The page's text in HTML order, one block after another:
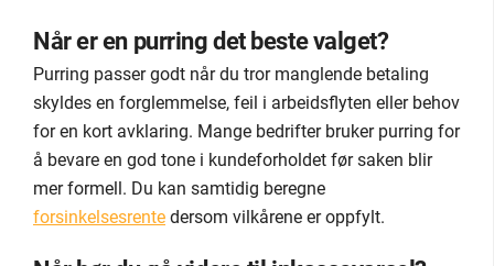
Når er en purring det beste valget?
Purring passer godt når du tror manglende betaling
skyldes en forglemmelse, feil i arbeidsflyten eller behov
for en kort avklaring. Mange bedrifter bruker purring for
å bevare en god tone i kundeforholdet før saken blir
mer formell. Du kan samtidig beregne
forsinkelsesrente dersom vilkårene er oppfylt.